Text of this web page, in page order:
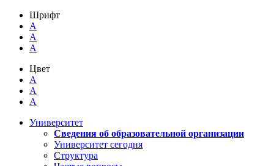
Шрифт
A
A
A
Цвет
A
A
A
Университет
Сведения об образовательной организации
Университет сегодня
Структура